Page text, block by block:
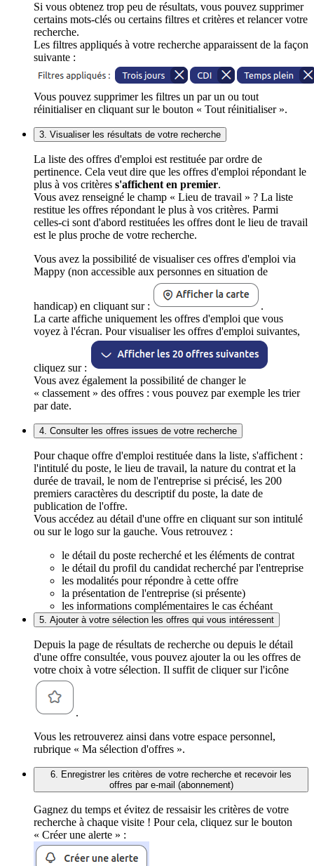
Si vous obtenez trop peu de résultats, vous pouvez supprimer
certains mots-clés ou certains filtres et critères et relancer votre
recherche.
Les filtres appliqués à votre recherche apparaissent de la façon
suivante :
Vous pouvez supprimer les filtres un par un ou tout
réinitialiser en cliquant sur le bouton « Tout réinitialiser ».
3. Visualiser les résultats de votre recherche
La liste des offres d'emploi est restituée par ordre de
pertinence. Cela veut dire que les offres d'emploi répondant le
plus à vos critères s'affichent en premier.
Vous avez renseigné le champ « Lieu de travail » ? La liste
restitue les offres répondant le plus à vos critères. Parmi
celles-ci sont d'abord restituées les offres dont le lieu de travail
est le plus proche de votre recherche.
Vous avez la possibilité de visualiser ces offres d'emploi via
Mappy (non accessible aux personnes en situation de
handicap) en cliquant sur :
.
La carte affiche uniquement les offres d'emploi que vous
voyez à l'écran. Pour visualiser les offres d'emploi suivantes,
cliquez sur :
Vous avez également la possibilité de changer le
« classement » des offres : vous pouvez par exemple les trier
par date.
4. Consulter les offres issues de votre recherche
Pour chaque offre d'emploi restituée dans la liste, s'affichent :
l'intitulé du poste, le lieu de travail, la nature du contrat et la
durée de travail, le nom de l'entreprise si précisé, les 200
premiers caractères du descriptif du poste, la date de
publication de l'offre.
Vous accédez au détail d'une offre en cliquant sur son intitulé
ou sur le logo sur la gauche. Vous retrouvez :
le détail du poste recherché et les éléments de contrat
le détail du profil du candidat recherché par l'entreprise
les modalités pour répondre à cette offre
la présentation de l'entreprise (si présente)
les informations complémentaires le cas échéant
5. Ajouter à votre sélection les offres qui vous intéressent
Depuis la page de résultats de recherche ou depuis le détail
d'une offre consultée, vous pouvez ajouter la ou les offres de
votre choix à votre sélection. Il suffit de cliquer sur l'icône
.
Vous les retrouverez ainsi dans votre espace personnel,
rubrique « Ma sélection d'offres ».
6. Enregistrer les critères de votre recherche et recevoir les
offres par e-mail (abonnement)
Gagnez du temps et évitez de ressaisir les critères de votre
recherche à chaque visite ! Pour cela, cliquez sur le bouton
« Créer une alerte » :